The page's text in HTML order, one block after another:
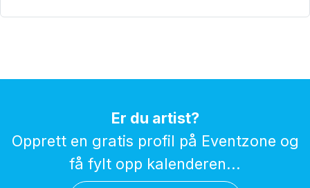
Er du artist?
Opprett en gratis profil på Eventzone og
få fylt opp kalenderen...